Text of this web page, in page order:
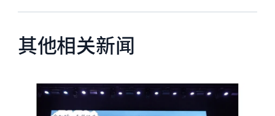
其他相关新闻
News image